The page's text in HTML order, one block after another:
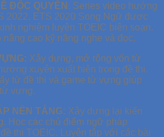
ĐỘC QUYỀN : Series video hướng
2022, ETS 2020 Song Ngữ được
nghiệm luyện TOEIC biên soạn.
cao kỹ năng nghe và đọc.
Xây dựng, mở rộng vốn từ
xuyên xuất hiện trong đề thi.
từ đề thi và game từ vựng giúp
vựng.
NỀN TẢNG: Xây dựng lại kiến
Học các chủ điểm ngữ pháp
thi TOEIC. Luyện tập với các bài